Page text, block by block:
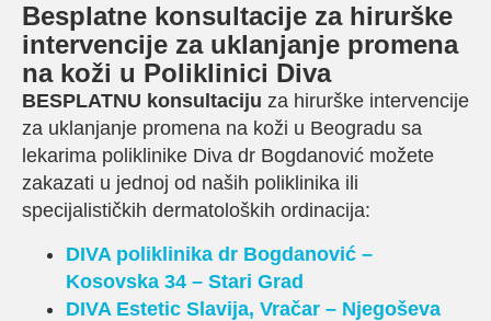
Besplatne konsultacije za hirurške
intervencije za uklanjanje promena
na koži u Poliklinici Diva
BESPLATNU konsultaciju za hirurške intervencije
za uklanjanje promena na koži u Beogradu sa
lekarima poliklinike Diva dr Bogdanović možete
zakazati u jednoj od naših poliklinika ili
specijalističkih dermatoloških ordinacija:
DIVA poliklinika dr Bogdanović –
Kosovska 34 – Stari Grad
DIVA Estetic Slavija, Vračar – Njegoševa